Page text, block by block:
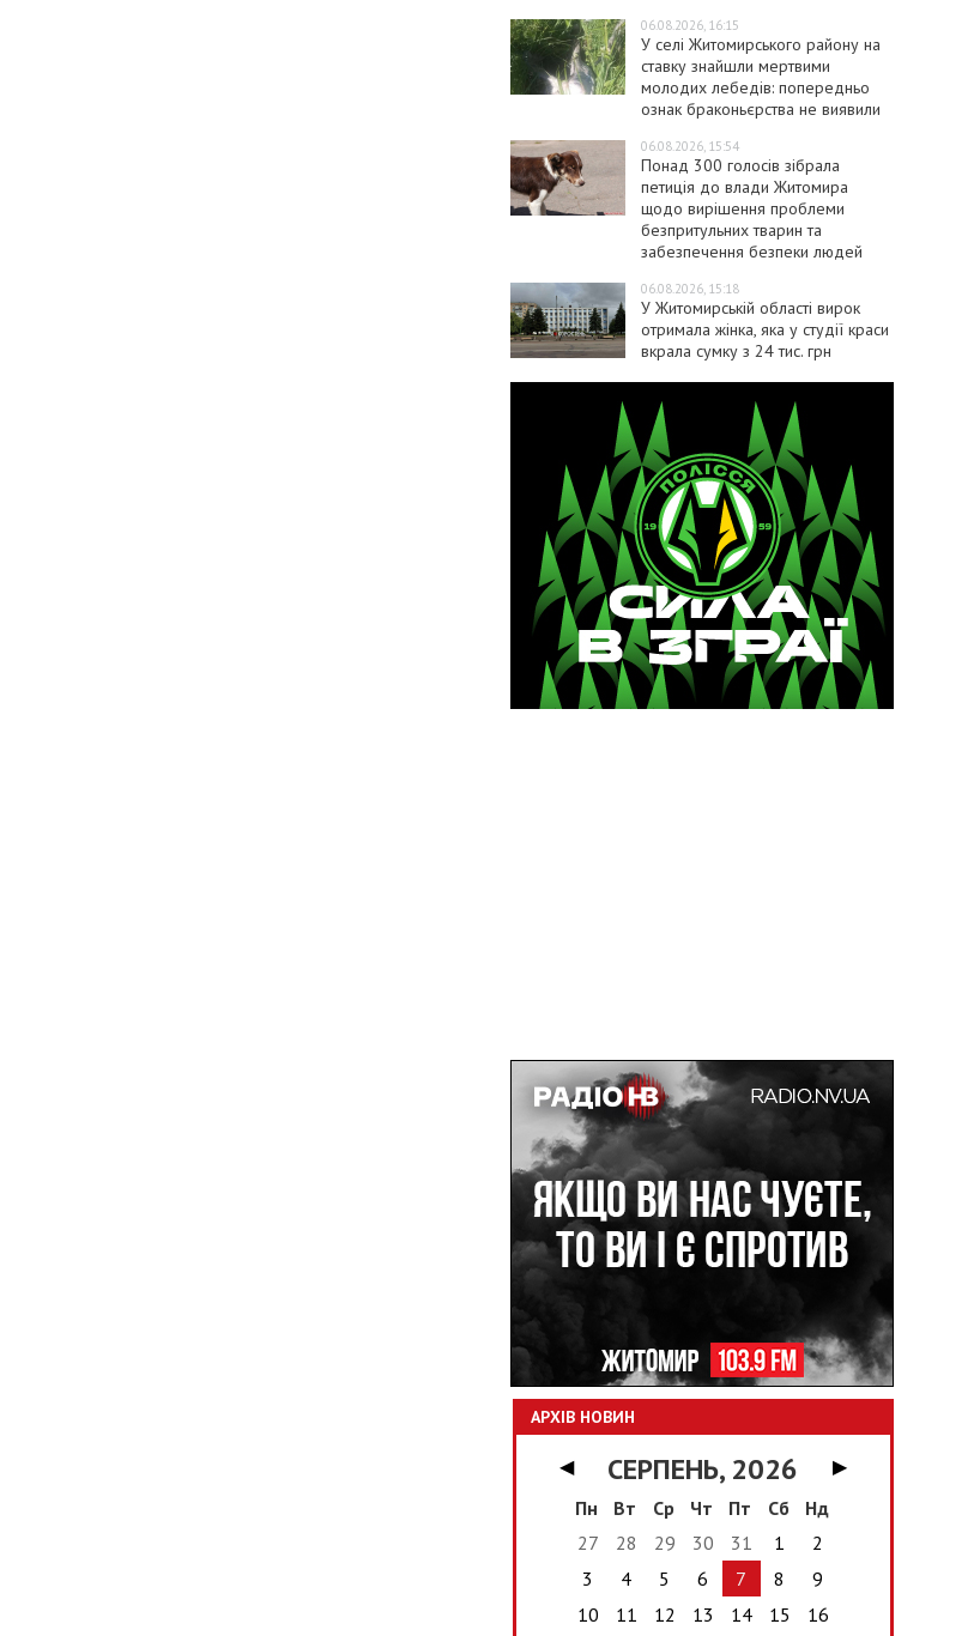
06.08.2026, 16:15
У селі Житомирського району на
ставку знайшли мертвими
молодих лебедів: попередньо
ознак браконьєрства не виявили
06.08.2026, 15:54
Понад 300 голосів зібрала
петиція до влади Житомира
щодо вирішення проблеми
безпритульних тварин та
забезпечення безпеки людей
06.08.2026, 15:18
У Житомирській області вирок
отримала жінка, яка у студії краси
вкрала сумку з 24 тис. грн
АРХІВ НОВИН
◀ СЕРПЕНЬ, 2026
▶
Пн
Вт Ср Чт Пт Сб
Нд
27
28 29 30 31 1
2
3
4 5 6 7 8
9
10
11 12 13 14 15
16